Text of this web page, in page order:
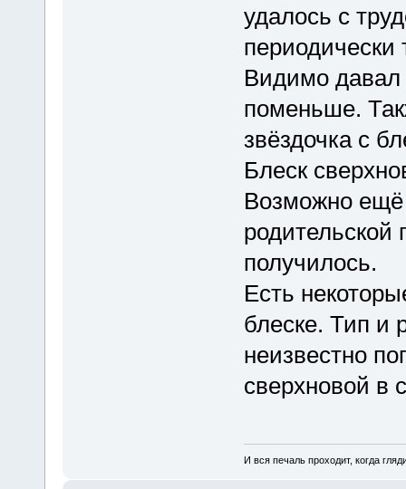
удалось с
периодически
Видимо давал
поменьше.
звёздочка с
Блеск
Возможно ещё
родительской
получилось.
Есть
блеске. Тип и
неизвестно
сверхновой в
И вся печаль проходит, когда